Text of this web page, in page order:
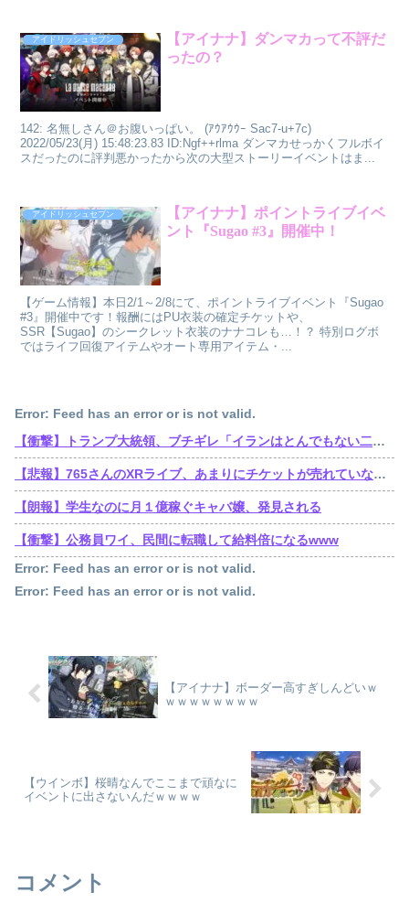
アイドリッシュセブン
【アイナナ】ダンマカって不評だ
ったの？
142: 名無しさん＠お腹いっぱい。 (ｱｳｱｳｳｰ Sac7-u+7c)
2022/05/23(月) 15:48:23.83 ID:Ngf++rlma ダンマカせっかくフルボイ
スだったのに評判悪かったから次の大型ストーリーイベントはま...
アイドリッシュセブン
【アイナナ】ポイントライブイベ
ント『Sugao #3』開催中！
【ゲーム情報】本日2/1～2/8にて、ポイントライブイベント『Sugao
#3』開催中です！報酬にはPU衣装の確定チケットや、
SSR【Sugao】のシークレット衣装のナナコレも…！？ 特別ログボ
ではライフ回復アイテムやオート専用アイテム・...
Error: Feed has an error or is not valid.
【衝撃】トランプ大統領、ブチギレ「イランはとんでもない二枚舌だ！！」←これｗｗｗｗｗ
【悲報】765さんのXRライブ、あまりにチケットが売れていないからか、事前に内容を見せてしまう大盤振る舞い
【朗報】学生なのに月１億稼ぐキャバ嬢、発見される
【衝撃】公務員ワイ、民間に転職して給料倍になるwww
Error: Feed has an error or is not valid.
Error: Feed has an error or is not valid.
【アイナナ】ボーダー高すぎしんどいｗ
ｗｗｗｗｗｗｗｗ
【ウインボ】桜晴なんでここまで頑なに
イベントに出さないんだｗｗｗｗ
コメント